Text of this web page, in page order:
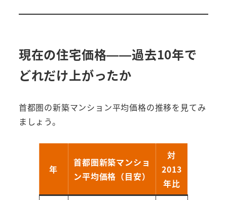
現在の住宅価格——過去10年で
どれだけ上がったか
首都圏の新築マンション平均価格の推移を見てみ
ましょう。
年
首都圏新築マンショ
ン平均価格（目安）
対
2013
年比